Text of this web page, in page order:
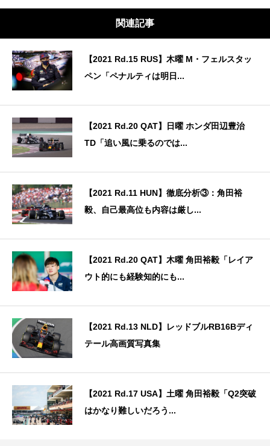
関連記事
【2021 Rd.15 RUS】木曜 M・フェルスタッ
ペン「ペナルティは明日...
【2021 Rd.20 QAT】日曜 ホンダ田辺豊治
TD「追い風に乗るのでは...
【2021 Rd.11 HUN】徹底分析③：角田裕
毅、自己最高位も内容は厳し...
【2021 Rd.20 QAT】木曜 角田裕毅「レイア
ウト的にも経験知的にも...
【2021 Rd.13 NLD】レッドブルRB16Bディ
テール高画質写真集
【2021 Rd.17 USA】土曜 角田裕毅「Q2突破
はかなり難しいだろう...